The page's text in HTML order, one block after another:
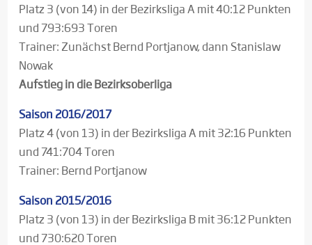
Platz 3 (von 14) in der Bezirksliga A mit 40:12 Punkten
und 793:693 Toren
Trainer: Zunächst Bernd Portjanow, dann Stanislaw
Nowak
Aufstieg in die Bezirksoberliga
Saison 2016/2017
Platz 4 (von 13) in der Bezirksliga A mit 32:16 Punkten
und 741:704 Toren
Trainer: Bernd Portjanow
Saison 2015/2016
Platz 3 (von 13) in der Bezirksliga B mit 36:12 Punkten
und 730:620 Toren